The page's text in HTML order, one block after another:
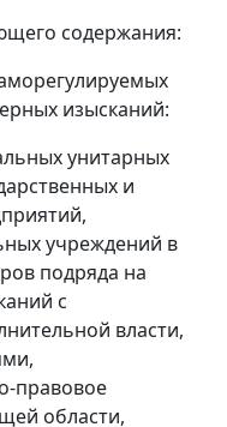
содержания:
изысканий:
унитарных
и
учреждений в
подряда на
с
власти,
правовое
области,